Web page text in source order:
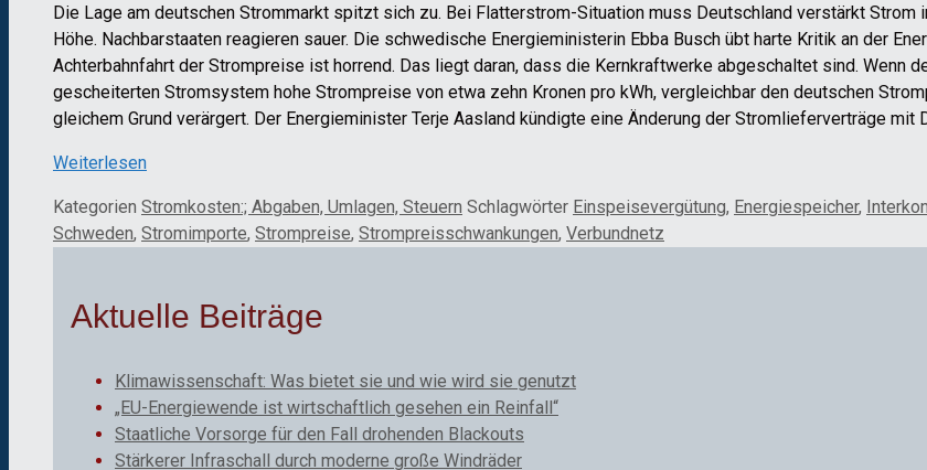
Die Lage am deutschen Strommarkt spitzt sich zu. Bei Flatterstrom-Situation muss Deutschland verstärkt
Höhe. Nachbarstaaten reagieren sauer. Die schwedische Energieministerin Ebba Busch übt harte Kritik an der
Achterbahnfahrt der Strompreise ist horrend. Das liegt daran, dass die Kernkraftwerke abgeschaltet sind. Wenn
gescheiterten Stromsystem hohe Strompreise von etwa zehn Kronen pro kWh, vergleichbar den deutschen
gleichem Grund verärgert. Der Energieminister Terje Aasland kündigte eine Änderung der Stromlieferverträge mit
Weiterlesen
Kategorien Stromkosten:; Abgaben, Umlagen, Steuern Schlagwörter Einspeisevergütung, Energiespeicher,
Schweden, Stromimporte, Strompreise, Strompreisschwankungen, Verbundnetz
Aktuelle Beiträge
Klimawissenschaft: Was bietet sie und wie wird sie genutzt
„EU-Energiewende ist wirtschaftlich gesehen ein Reinfall“
Staatliche Vorsorge für den Fall drohenden Blackouts
Stärkerer Infraschall durch moderne große Windräder